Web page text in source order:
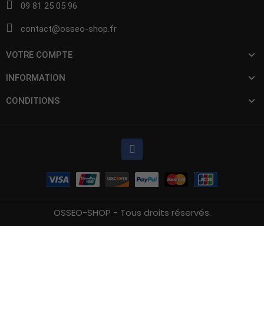
09 81 25 05 96
contact@osseo-shop.fr
VOTRE COMPTE
INFORMATION
CONDITIONS
OSSEO-SHOP - Tous droits réservés.